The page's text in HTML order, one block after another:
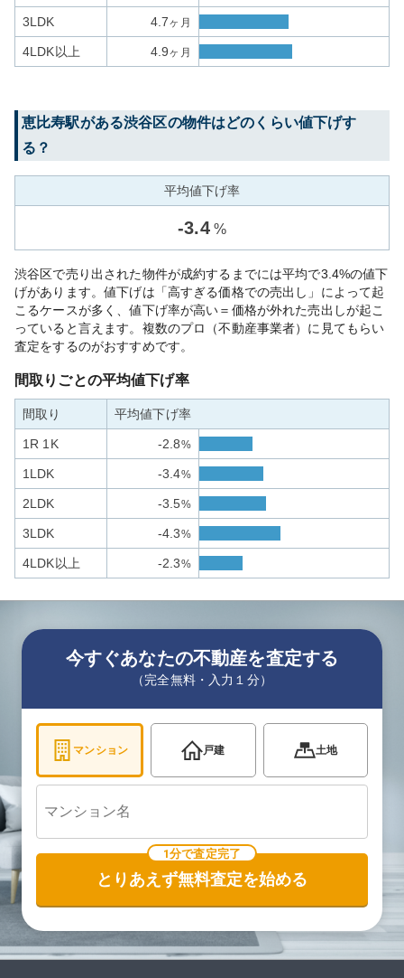
3LDK 4.7ヶ月
4LDK以上 4.9ヶ月
恵比寿駅がある渋谷区の物件はどのくらい値下げす
る？
平均値下げ率
-3.4 %
渋谷区で売り出された物件が成約するまでには平均で3.4%の値下
げがあります。値下げは「高すぎる価格での売出し」によって起
こるケースが多く、値下げ率が高い＝価格が外れた売出しが起こ
っていると言えます。複数のプロ（不動産事業者）に見てもらい
査定をするのがおすすめです。
間取りごとの平均値下げ率
間取り 平均値下げ率
1R 1K -2.8%
1LDK -3.4%
2LDK -3.5%
3LDK -4.3%
4LDK以上 -2.3%
今すぐあなたの不動産を査定する
（完全無料・入力１分）
マンション 戸建 土地
1分で査定完了
とりあえず無料査定を始める